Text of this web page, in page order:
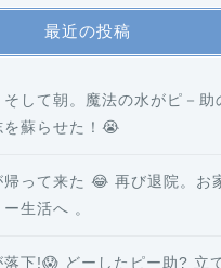
最近の投稿
そして朝。魔法の水がピ－助
を蘇らせた！😭
帰って来た 😂 再び退院。お
生活へ 。
落下!😱 どーしたピー助? 立